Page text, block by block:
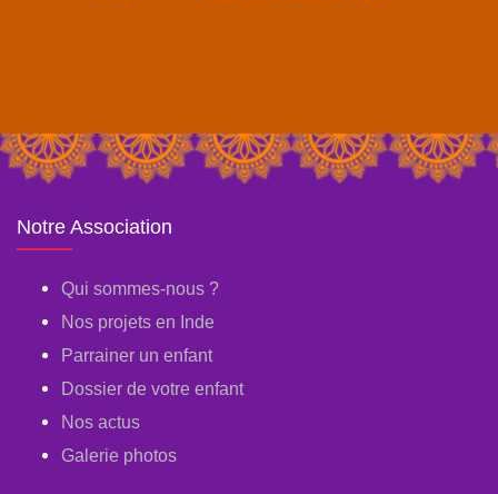
Notre Association
Qui sommes-nous ?
Nos projets en Inde
Parrainer un enfant
Dossier de votre enfant
Nos actus
Galerie photos